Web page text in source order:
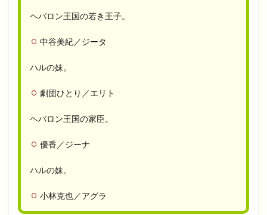
ヘバロン王国の若き王子。
中谷美紀／ジータ
ハルの妹。
劇団ひとり／エリト
ヘバロン王国の家臣。
優香／ジーナ
ハルの妹。
小林克也／アグラ